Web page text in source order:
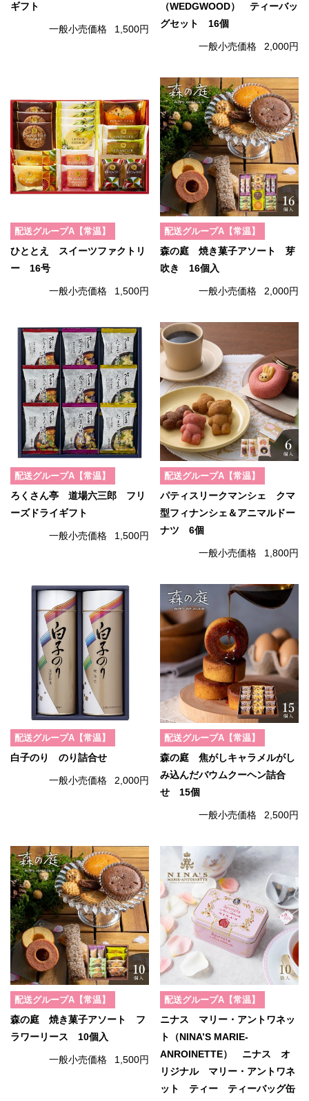
ギフト
一般小売価格 1,500円
（WEDGWOOD） ティーバッ
グセット 16個
一般小売価格 2,000円
配送グループA【常温】
ひととえ スイーツファクトリ
ー 16号
一般小売価格 1,500円
配送グループA【常温】
森の庭 焼き菓子アソート 芽
吹き 16個入
一般小売価格 2,000円
配送グループA【常温】
ろくさん亭 道場六三郎 フリ
ーズドライギフト
一般小売価格 1,500円
配送グループA【常温】
パティスリークマンシェ クマ
型フィナンシェ＆アニマルドー
ナツ 6個
一般小売価格 1,800円
配送グループA【常温】
白子のり のり詰合せ
一般小売価格 2,000円
配送グループA【常温】
森の庭 焦がしキャラメルがし
み込んだバウムクーヘン詰合
せ 15個
一般小売価格 2,500円
配送グループA【常温】
森の庭 焼き菓子アソート フ
ラワーリース 10個入
一般小売価格 1,500円
配送グループA【常温】
ニナス マリー・アントワネッ
ト（NINA’S MARIE-
ANROINETTE） ニナス オ
リジナル マリー・アントワネ
ット ティー ティーバッグ缶